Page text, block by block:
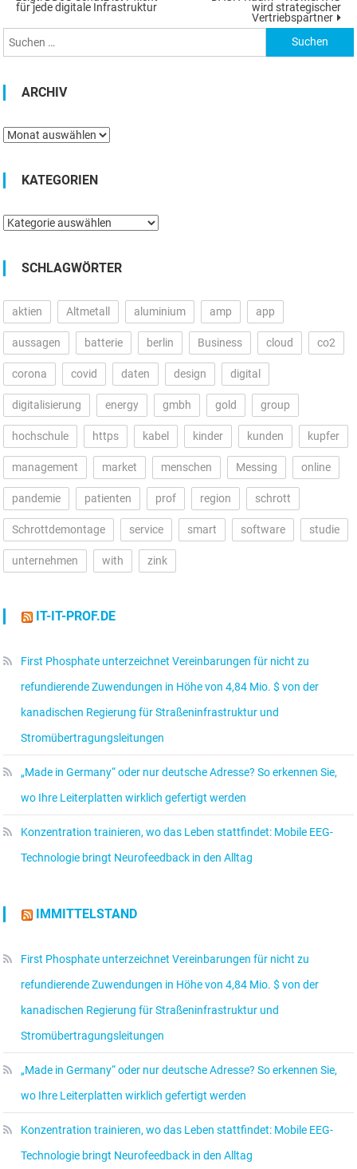
für jede digitale Infrastruktur
wird strategischer
Vertriebspartner
ARCHIV
Archiv
KATEGORIEN
Kategorien
SCHLAGWÖRTER
aktien Altmetall aluminium amp app
aussagen batterie berlin Business cloud co2
corona covid daten design digital
digitalisierung energy gmbh gold group
hochschule https kabel kinder kunden kupfer
management market menschen Messing online
pandemie patienten prof region schrott
Schrottdemontage service smart software studie
unternehmen with zink
IT-IT-PROF.DE
First Phosphate unterzeichnet Vereinbarungen für nicht zu
refundierende Zuwendungen in Höhe von 4,84 Mio. $ von der
kanadischen Regierung für Straßeninfrastruktur und
Stromübertragungsleitungen
„Made in Germany“ oder nur deutsche Adresse? So erkennen Sie,
wo Ihre Leiterplatten wirklich gefertigt werden
Konzentration trainieren, wo das Leben stattfindet: Mobile EEG-
Technologie bringt Neurofeedback in den Alltag
IMMITTELSTAND
First Phosphate unterzeichnet Vereinbarungen für nicht zu
refundierende Zuwendungen in Höhe von 4,84 Mio. $ von der
kanadischen Regierung für Straßeninfrastruktur und
Stromübertragungsleitungen
„Made in Germany“ oder nur deutsche Adresse? So erkennen Sie,
wo Ihre Leiterplatten wirklich gefertigt werden
Konzentration trainieren, wo das Leben stattfindet: Mobile EEG-
Technologie bringt Neurofeedback in den Alltag